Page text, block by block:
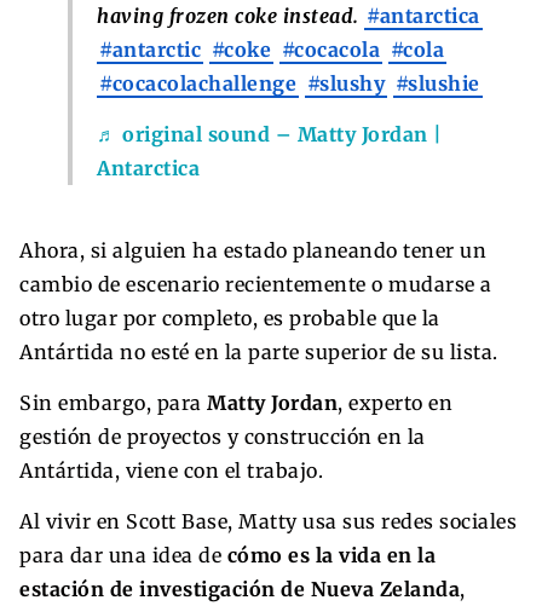
having frozen coke instead. #antarctica
#antarctic #coke #cocacola #cola
#cocacolachallenge #slushy #slushie
♬ original sound – Matty Jordan |
Antarctica
Ahora, si alguien ha estado planeando tener un
cambio de escenario recientemente o mudarse a
otro lugar por completo, es probable que la
Antártida no esté en la parte superior de su lista.
Sin embargo, para Matty Jordan, experto en
gestión de proyectos y construcción en la
Antártida, viene con el trabajo.
Al vivir en Scott Base, Matty usa sus redes sociales
para dar una idea de cómo es la vida en la
estación de investigación de Nueva Zelanda,